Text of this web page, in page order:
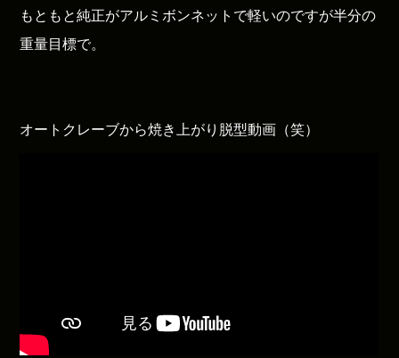
もともと純正がアルミボンネットで軽いのですが半分の
重量目標で。
オートクレーブから焼き上がり脱型動画（笑）